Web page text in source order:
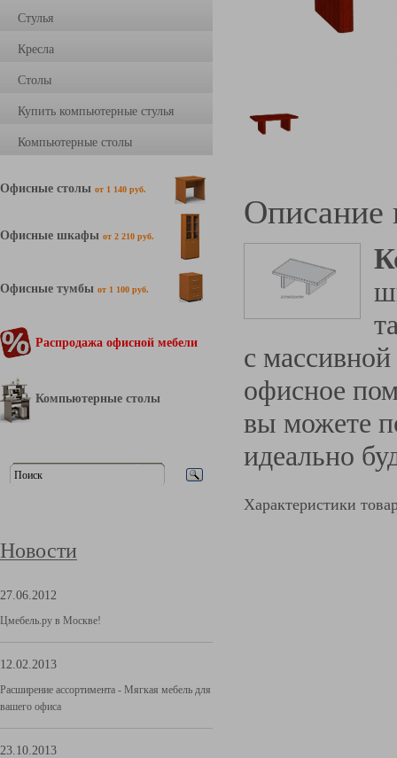
Стулья
Кресла
Столы
Купить компьютерные стулья
Компьютерные столы
Офисные столы от 1 140 руб.
Офисные шкафы от 2 210 руб.
Офисные тумбы от 1 100 руб.
Распродажа офисной мебели
Компьютерные столы
Новости
27.06.2012
Цмебель.ру в Москве!
12.02.2013
Расширение ассортимента - Мягкая мебель для
вашего офиса
23.10.2013
Описание
с
офисное
вы можете
идеально
Характеристики